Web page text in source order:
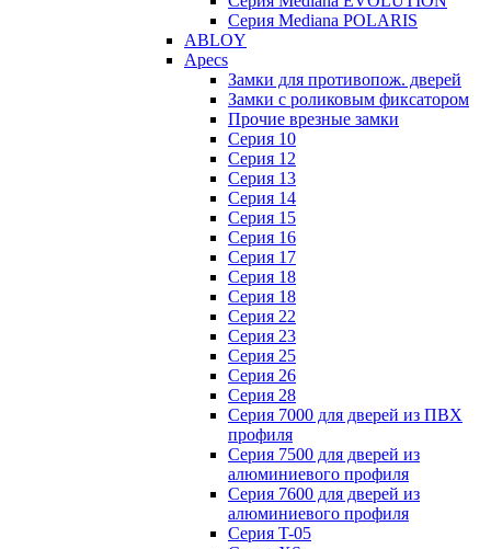
Серия Mediana POLARIS
ABLOY
Apecs
Замки для противопож. дверей
Замки с роликовым фиксатором
Прочие врезные замки
Серия 10
Серия 12
Серия 13
Серия 14
Серия 15
Серия 16
Серия 17
Серия 18
Серия 18
Серия 22
Серия 23
Серия 25
Серия 26
Серия 28
Серия 7000 для дверей из ПВХ
профиля
Серия 7500 для дверей из
алюминиевого профиля
Серия 7600 для дверей из
алюминиевого профиля
Серия T-05